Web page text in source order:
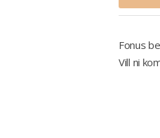
Fonus
Vill ni